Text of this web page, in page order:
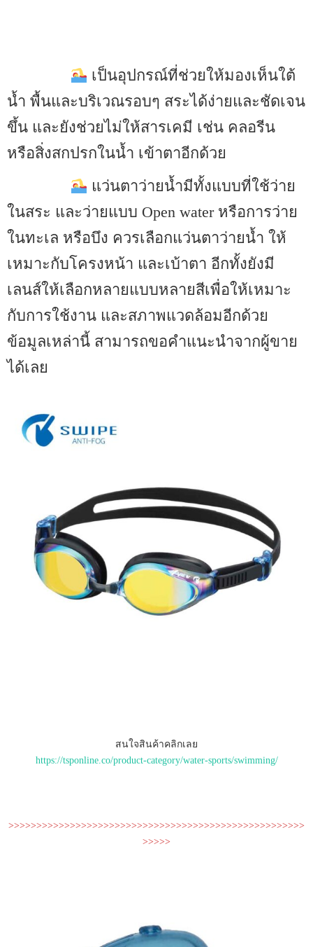
เป็นอุปกรณ์ที่ช่วยให้มองเห็นใต้
น้ำ พื้นและบริเวณรอบๆ สระได้ง่ายและชัดเจน
ขึ้น และยังช่วยไม่ให้สารเคมี เช่น คลอรีน
หรือสิ่งสกปรกในน้ำ เข้าตาอีกด้วย
แว่นตาว่ายน้ำมีทั้งแบบที่ใช้ว่าย
ในสระ และว่ายแบบ Open water หรือการว่าย
ในทะเล หรือบึง ควรเลือกแว่นตาว่ายน้ำ ให้
เหมาะกับโครงหน้า และเบ้าตา อีกทั้งยังมี
เลนส์ให้เลือกหลายแบบหลายสีเพื่อให้เหมาะ
กับการใช้งาน และสภาพแวดล้อมอีกด้วย
ข้อมูลเหล่านี้ สามารถขอคำแนะนำจากผู้ขาย
ได้เลย
สนใจสินค้าคลิกเลย
https://tsponline.co/product-category/water-sports/swimming/
>>>>>>>>>>>>>>>>>>>>>>>>>>>>>>>>>>>>>>>>>>>>>>>>>>>>>
>>>>>